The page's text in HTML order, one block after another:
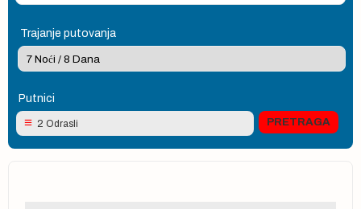
Trajanje putovanja
Putnici
2 Odrasli